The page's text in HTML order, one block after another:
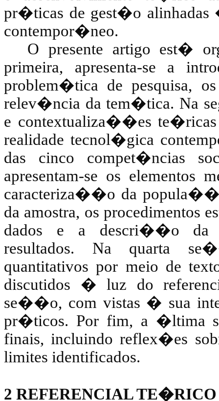
pr�ticas de gest�o
contempor�neo.
O presente artigo est�
primeira, apresenta-se a
problem�tica de pesquisa,
relev�ncia da tem�tica. Na
e contextualiza��es
realidade tecnol�gica
das cinco compet�ncias
apresentam-se os elementos
caracteriza��o da
da amostra, os procedimentos
dados e a descri��o da
resultados. Na quarta
quantitativos por meio de
discutidos � luz do
se��o, com vistas � sua
pr�ticos. Por fim, a �ltima
finais, incluindo reflex�es
limites identificados.
2 REFERENCIAL TE�RICO